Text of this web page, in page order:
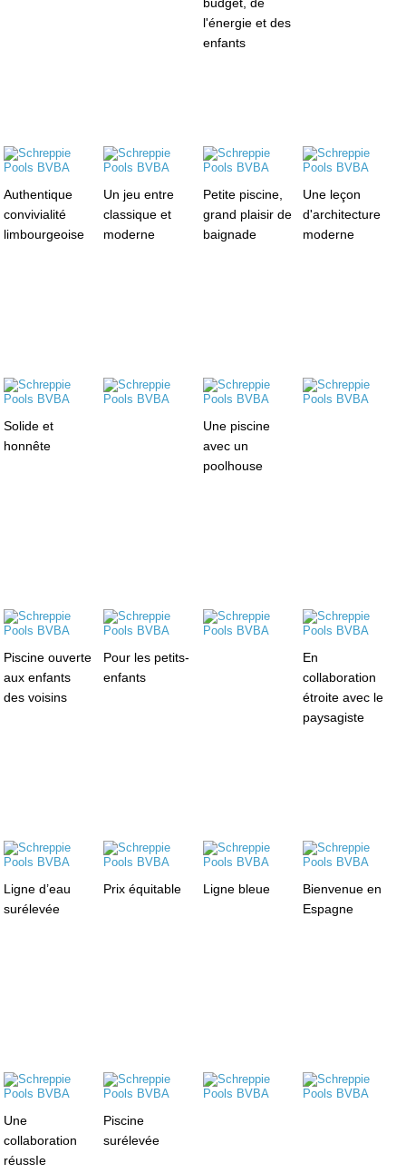
l'énergie et des
enfants
Authentique
convivialité
limbourgeoise
Un jeu entre
classique et
moderne
Petite piscine,
grand plaisir de
baignade
Une leçon
d'architecture
moderne
Solide et
honnête
Une piscine
avec un
poolhouse
Piscine ouverte
aux enfants
des voisins
Pour les petits-
enfants
En
collaboration
étroite avec le
paysagiste
Ligne d’eau
surélevée
Prix équitable Ligne bleue
Bienvenue en
Espagne
Une
collaboration
réussIe
Piscine
surélevée